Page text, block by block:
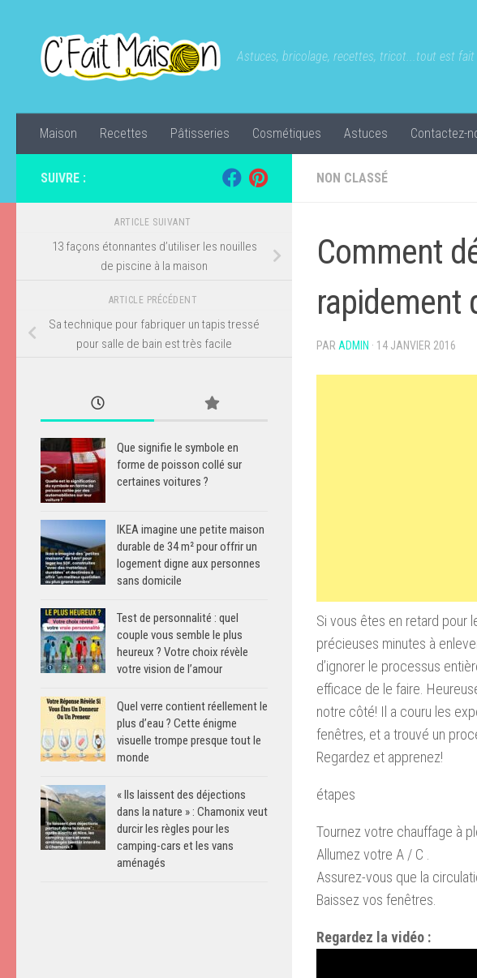
Astuces, bricolage, recettes, tricot...tout est fait
Maison Recettes Pâtisseries Cosmétiques Astuces Contactez-
NON CLASSÉ
Comment
rapidement
PAR ADMIN · 14 JANVIER 2016
Si vous êtes en retard pour
précieuses minutes à
d’ignorer le processus
efficace de le faire
notre côté! Il a couru les
fenêtres, et a trouvé un
Regardez et apprenez!
étapes
Tournez votre chauffage à
Allumez votre A / C
Assurez-vous que la
Baissez vos fenêtres
Regardez la vidéo :
SUIVRE :
ARTICLE SUIVANT
13 façons étonnantes d’utiliser les nouilles
de piscine à la maison
ARTICLE PRÉCÉDENT
Sa technique pour fabriquer un tapis tressé
pour salle de bain est très facile
Que signifie le symbole en
forme de poisson collé sur
certaines voitures ?
IKEA imagine une petite maison
durable de 34 m² pour offrir un
logement digne aux personnes
sans domicile
Test de personnalité : quel
couple vous semble le plus
heureux ? Votre choix révèle
votre vision de l’amour
Quel verre contient réellement le
plus d’eau ? Cette énigme
visuelle trompe presque tout le
monde
« Ils laissent des déjections
dans la nature » : Chamonix veut
durcir les règles pour les
camping-cars et les vans
aménagés